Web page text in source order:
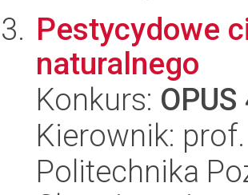
Pestycydowe
naturalnego
Konkurs: OPUS
Kierownik:
Politechnika